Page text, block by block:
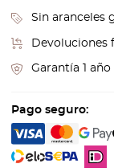
Sin aranceles
Devoluciones
Garantía 1 año
Pago seguro: